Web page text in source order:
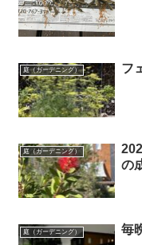
庭（ガーデニング） フ
庭（ガーデニング）
の
庭（ガーデニング） 毎